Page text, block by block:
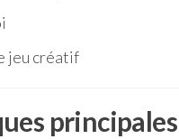
jeu créatif
principales